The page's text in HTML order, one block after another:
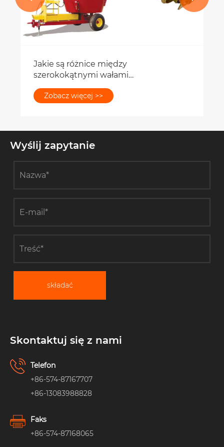
Jakie są różnice między
szerokokątnymi wałami
przegubowymi a standardowymi
wałami przegubowymi?
Zobacz więcej >>
Wyślij zapytanie
składać
Skontaktuj się z nami
Telefon
+86-574-87167707
+86-13083988828
Faks
+86-574-87168065